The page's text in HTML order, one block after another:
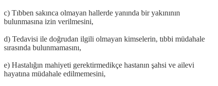
c) Tıbben sakınca olmayan hallerde yanında bir yakınının
bulunmasına izin verilmesini,
d) Tedavisi ile doğrudan ilgili olmayan kimselerin, tıbbi müdahale
sırasında bulunmamasını,
e) Hastalığın mahiyeti gerektirmedikçe hastanın şahsi ve ailevi
hayatına müdahale edilmemesini,